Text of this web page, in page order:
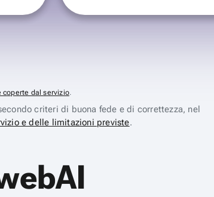
coperte dal servizio.
criteri di buona fede e di correttezza, nel
e delle limitazioni previste.